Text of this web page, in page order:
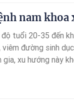
nam
độ tuổi 20-35 đến
đường sinh
gia, xu hướng này
động của lối sống